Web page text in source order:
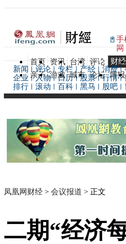
手
网
首页 资讯 台湾 评论 财经
亲子 游戏 城市 论坛 博报
新闻 评论 专栏 产经 消费
企业
人物 日历 股票 行情
排行
滚动 百科 黑马 股吧
凤凰网财经 > 会议报道 > 正文
二期“经济